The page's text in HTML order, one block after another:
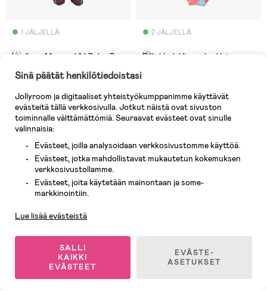
1 JÄLJELLÄ
(4)
Lindberg Monaco UV-Puku, Dry
9,90 €
Ovh: 45,90 €
2 JÄLJELLÄ
(1)
Billieblush Uimapuku, Unique
9,90 €
Ovh: 44,90 €
Sinä päätät henkilötiedoistasi
Jollyroom ja digitaaliset yhteistyökumppanimme käyttävät
evästeitä tällä verkkosivulla. Jotkut näistä ovat sivuston
toiminnalle välttämättömiä. Seuraavat evästeet ovat sinulle
valinnaisia:
Evästeet, joilla analysoidaan verkkosivustomme käyttöä.
Evästeet, jotka mahdollistavat mukautetun kokemuksen
verkkosivustollamme.
Evästeet, joita käytetään mainontaan ja some-
markkinointiin.
Lue lisää evästeistä
SALLI
KAIKKI
EVÄSTEET
EVÄSTE-
ASETUKSET